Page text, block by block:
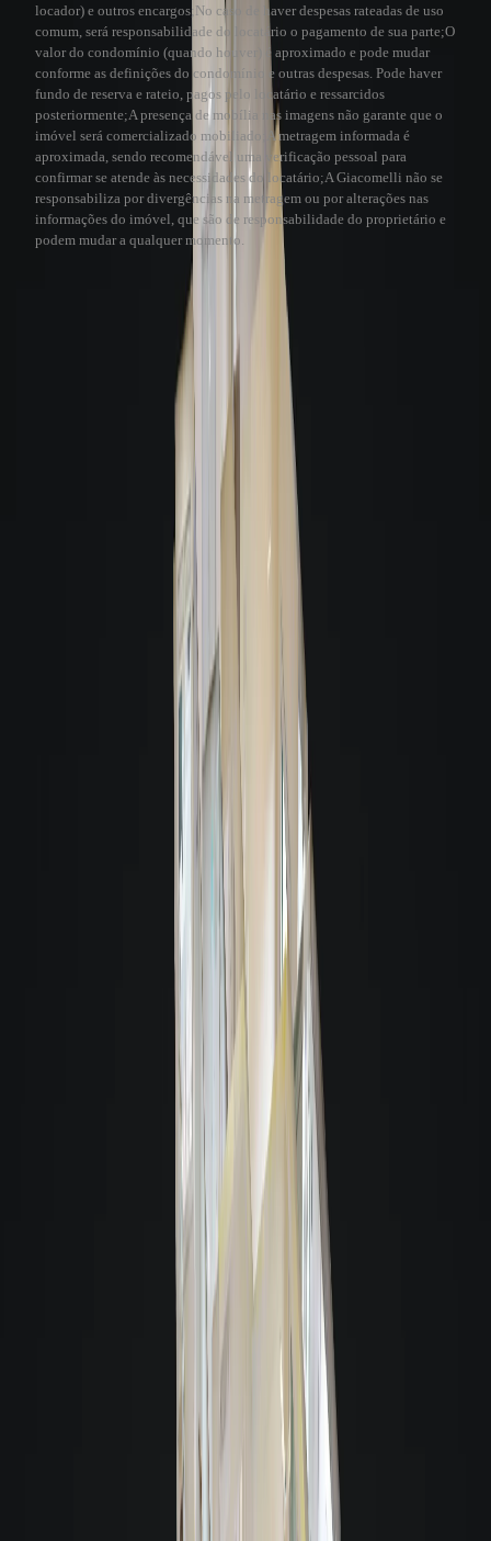
locador) e outros encargos; No caso de haver despesas rateadas de uso
comum, será responsabilidade do locatário o pagamento de sua parte;O
valor do condomínio (quando houver) é aproximado e pode mudar
conforme as definições do condomínio e outras despesas. Pode haver
fundo de reserva e rateio, pagos pelo locatário e ressarcidos
posteriormente;A presença de mobília nas imagens não garante que o
imóvel será comercializado mobiliado; A metragem informada é
aproximada, sendo recomendável uma verificação pessoal para
confirmar se atende às necessidades do locatário;A Giacomelli não se
responsabiliza por divergências na metragem ou por alterações nas
informações do imóvel, que são de responsabilidade do proprietário e
podem mudar a qualquer momento.
A Giacomelli utiliza a tecnologia 3D para a sua comodidade. Este recurso
permite que você faça uma visita virtual de qualquer lugar, sentindo-se como
A Giacomelli utiliza a tecnologia 3D para a sua comodidade. Este recurso
permite que você faça uma visita virtual de qualquer lugar, sentindo-se como
A navegação pode ser feita de qualquer dispositivo e as imagens são de alta
definição, possibilitando ter uma visão real do imóvel.
Com essa tecnologia, você também tem acesso à planta baixa e suas medidas,
facilitando o planejamento do mobiliário.
Tenha um atendimento online personalizado, sempre que precisar, prático e
Conheça de forma virtual o imóvel que deseja alugar, através de tecnologias
Nossas visitas são agendadas e acompanhadas pelos nossos consultores.
Verifique com a Giacomelli, se este imóvel já possui alguma reserva.